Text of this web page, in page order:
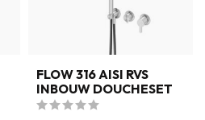
FLOW 316 AISI RVS
INBOUW DOUCHESET